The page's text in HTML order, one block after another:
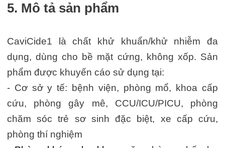
5. Mô tả sản phẩm
CaviCide1 là chất khử khuẩn/khử nhiễm đa
dụng, dùng cho bề mặt cứng, không xốp. Sản
phẩm được khuyến cáo sử dụng tại:
- Cơ sở y tế: bệnh viện, phòng mổ, khoa cấp
cứu, phòng gây mê, CCU/ICU/PICU, phòng
chăm sóc trẻ sơ sinh đặc biệt, xe cấp cứu,
phòng thí nghiệm